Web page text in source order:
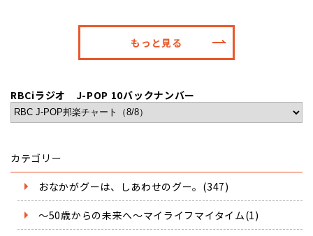
もっと見る
RBCiラジオ J-POP 10バックナンバー
カテゴリー
おなかがグーは、しあわせのグー。(347)
～50歳からの未来へ～マイライフマイタイム(1)